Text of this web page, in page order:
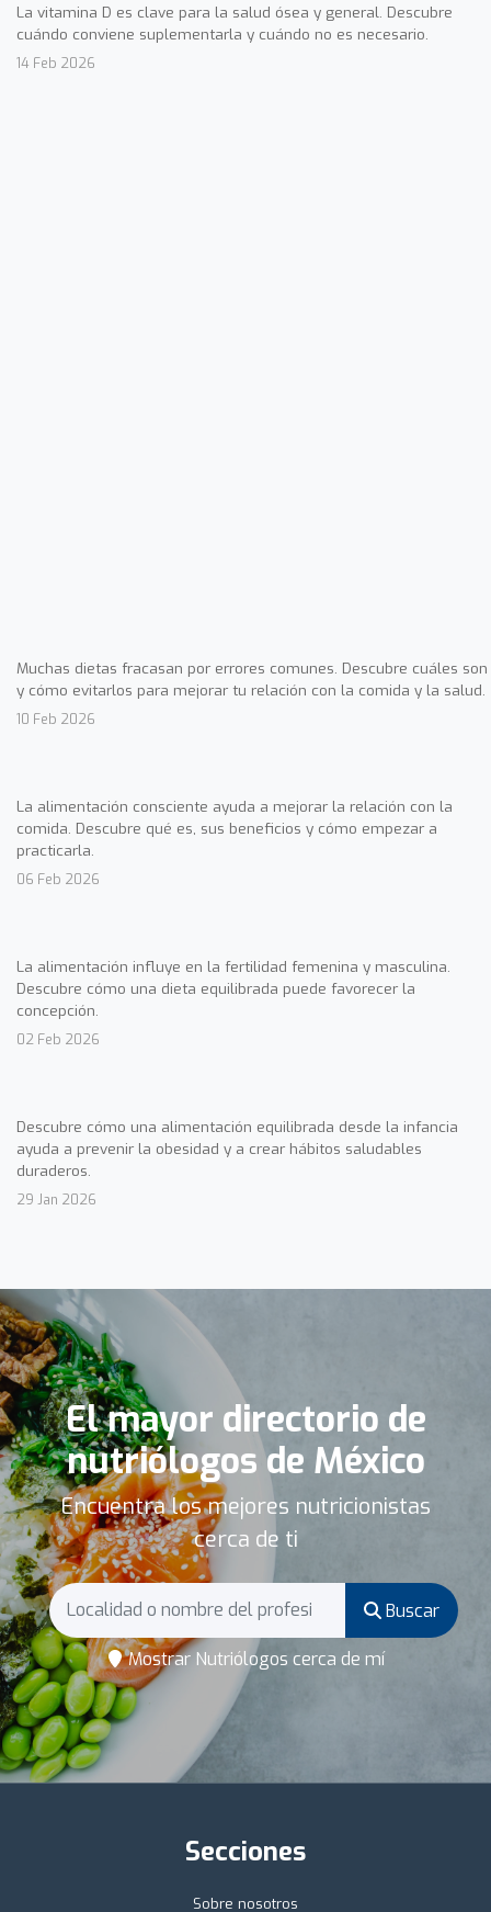
La vitamina D es clave para la salud ósea y general. Descubre
cuándo conviene suplementarla y cuándo no es necesario.
14 Feb 2026
Muchas dietas fracasan por errores comunes. Descubre cuáles son
y cómo evitarlos para mejorar tu relación con la comida y la salud.
10 Feb 2026
La alimentación consciente ayuda a mejorar la relación con la
comida. Descubre qué es, sus beneficios y cómo empezar a
practicarla.
06 Feb 2026
La alimentación influye en la fertilidad femenina y masculina.
Descubre cómo una dieta equilibrada puede favorecer la
concepción.
02 Feb 2026
Descubre cómo una alimentación equilibrada desde la infancia
ayuda a prevenir la obesidad y a crear hábitos saludables
duraderos.
29 Jan 2026
El mayor directorio de
nutriólogos de México
Encuentra los mejores nutricionistas
cerca de ti
Buscar
Mostrar Nutriólogos cerca de mí
Secciones
Sobre nosotros